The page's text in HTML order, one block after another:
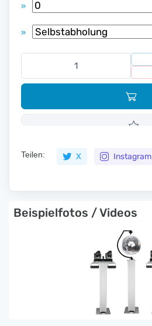
»
»
Teilen: X Instagram
Beispielfotos / Videos